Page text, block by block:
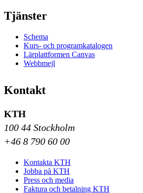
Tjänster
Schema
Kurs- och programkatalogen
Lärplattformen Canvas
Webbmejl
Kontakt
KTH
100 44 Stockholm
+46 8 790 60 00
Kontakta KTH
Jobba på KTH
Press och media
Faktura och betalning KTH